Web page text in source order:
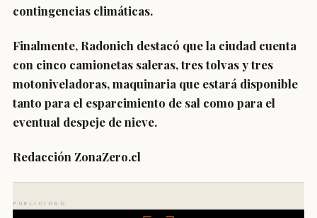
contingencias climáticas.
Finalmente, Radonich destacó que la ciudad cuenta
con cinco camionetas saleras, tres tolvas y tres
motoniveladoras, maquinaria que estará disponible
tanto para el esparcimiento de sal como para el
eventual despeje de nieve.
Redacción ZonaZero.cl
PUBLICIDAD